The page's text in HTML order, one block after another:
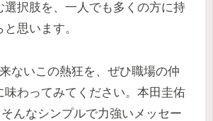
選択肢を、一人でも多くの方に持
思います。
ないこの熱狂を、ぜひ職場の仲
味わってみてください。本田圭佑
そんなシンプルで力強いメッセー